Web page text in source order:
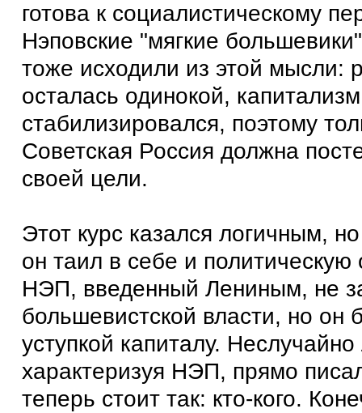
готова к социалистическому
Нэповские "мягкие
тоже исходили из этой мысли:
осталась одинокой,
стабилизировался, поэтому
Советская Россия должна
своей цели.
Этот курс казался логичным,
он таил в себе и политическую
НЭП, введенный Лениным, не
большевистской власти, но он
уступкой капиталу.
характеризуя НЭП, прямо
теперь стоит так: кто-кого.